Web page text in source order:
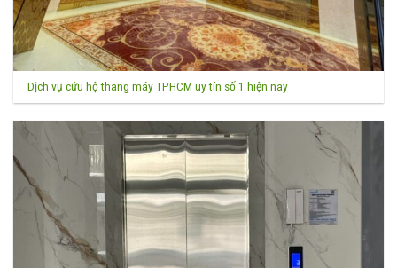
Dịch vụ cứu hộ thang máy TPHCM uy tín số 1 hiện nay